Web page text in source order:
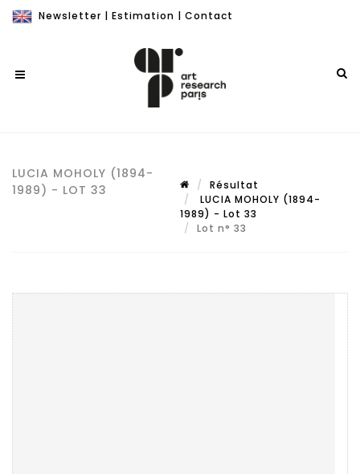
Newsletter | Estimation | Contact
LUCIA MOHOLY (1894-
1989) - LOT 33
Résultat
LUCIA MOHOLY (1894-
1989) - Lot 33
Lot n° 33